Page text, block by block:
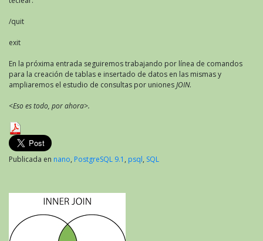
/quit
exit
En la próxima entrada seguiremos trabajando por línea de comandos
para la creación de tablas e insertado de datos en las mismas y
ampliaremos el estudio de consultas por unionesJOIN.
<Eso es todo, por ahora>.
Publicada en nano, PostgreSQL 9.1 , psql, SQL